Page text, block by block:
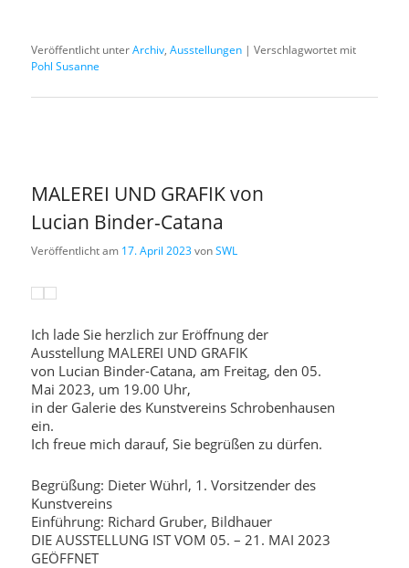
Veröffentlicht unterArchiv,Ausstellungen |Verschlagwortet mit
Pohl Susanne
MALEREI UND GRAFIK von
Lucian Binder-Catana
Veröffentlicht am 17. April 2023vonSWL
Ich lade Sie herzlich zur Eröffnung der
Ausstellung MALEREI UND GRAFIK
von Lucian Binder-Catana, am Freitag, den 05.
Mai 2023, um 19.00 Uhr,
in der Galerie des Kunstvereins Schrobenhausen
ein.
Ich freue mich darauf, Sie begrüßen zu dürfen.
Begrüßung: Dieter Wührl, 1. Vorsitzender des
Kunstvereins
Einführung: Richard Gruber, Bildhauer
DIE AUSSTELLUNG IST VOM 05. – 21. MAI 2023
GEÖFFNET